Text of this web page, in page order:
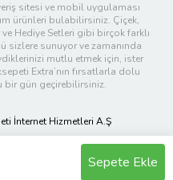
Sepete Ekle
sitesi ve mobil uygulaması
ürünleri bulabilirsiniz. Çiçek,
Hediye Setleri gibi birçok farklı
sizlere sunuyor ve zamanında
mutlu etmek için, ister
Extra’nın fırsatlarla dolu
bir gün geçirebilirsiniz.
İnternet Hizmetleri A.Ş